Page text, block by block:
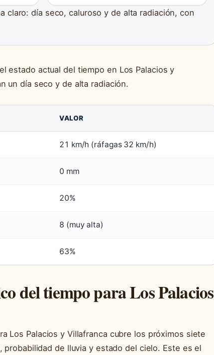
claro: día seco, caluroso y de alta radiación, con
estado actual del tiempo en Los Palacios y
un día seco y de alta radiación.
VALOR
21 km/h (ráfagas 32 km/h)
0 mm
20%
8 (muy alta)
63%
del tiempo para Los Palacios
Los Palacios y Villafranca cubre los próximos siete
de lluvia y estado del cielo. Este es el